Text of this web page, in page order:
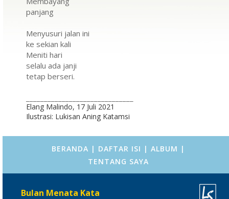
panjang
Menyusuri jalan ini
ke sekian kali
Meniti hari
selalu ada janji
tetap berseri.
Elang Malindo, 17 Juli 2021
Ilustrasi: Lukisan Aning Katamsi
BERANDA | DAFTAR ISI |ALBUM |
TENTANG SAYA
Bulan Menata Kata